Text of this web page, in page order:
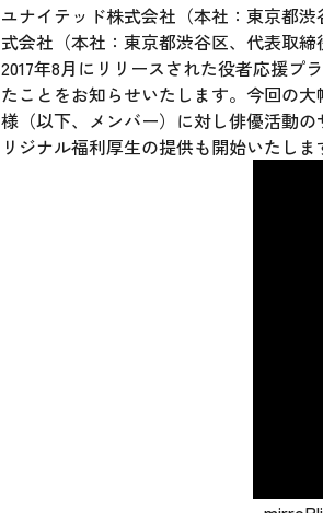
ユナイテッド株式会社（本社：東京都
式会社（本社：東京都渋谷区、代表取
2017年8月にリリースされた役者応援プ
たことをお知らせいたします。今回の
様（以下、メンバー）に対し俳優活動
リジナル福利厚生の提供も開始いたしま